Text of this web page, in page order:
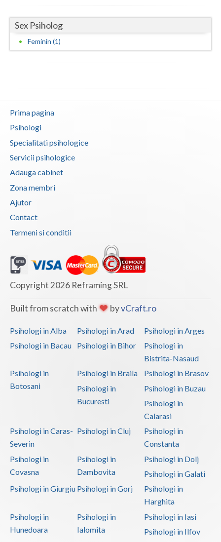
Teleorman
Vaslui
Vrancea
Sex Psiholog
Feminin (1)
Prima pagina
Psihologi
Specialitati psihologice
Servicii psihologice
Adauga cabinet
Zona membri
Ajutor
Contact
Termeni si conditii
Copyright 2026 Reframing SRL
Built from scratch with byvCraft.ro
Psihologi in Alba Psihologi in Arad
Psihologi in Arges
Psihologi in Bacau
Psihologi in Bihor
Psihologi in
Bistrita-Nasaud
Psihologi in
Botosani
Psihologi in Braila
Psihologi in Brasov
Psihologi in
Bucuresti
Psihologi in Buzau
Psihologi in
Calarasi
Psihologi in Caras-
Severin
Psihologi in Cluj
Psihologi in
Constanta
Psihologi in
Covasna
Psihologi in
Dambovita
Psihologi in Dolj
Psihologi in Galati
Psihologi in Giurgiu Psihologi in Gorj
Psihologi in
Harghita
Psihologi in
Hunedoara
Psihologi in
Ialomita
Psihologi in Iasi
Psihologi in Ilfov